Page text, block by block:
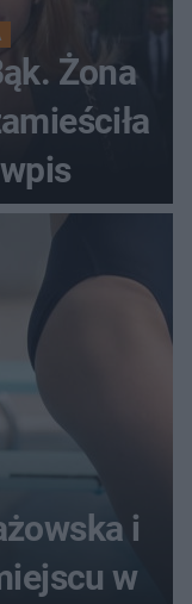
Żona
i
w